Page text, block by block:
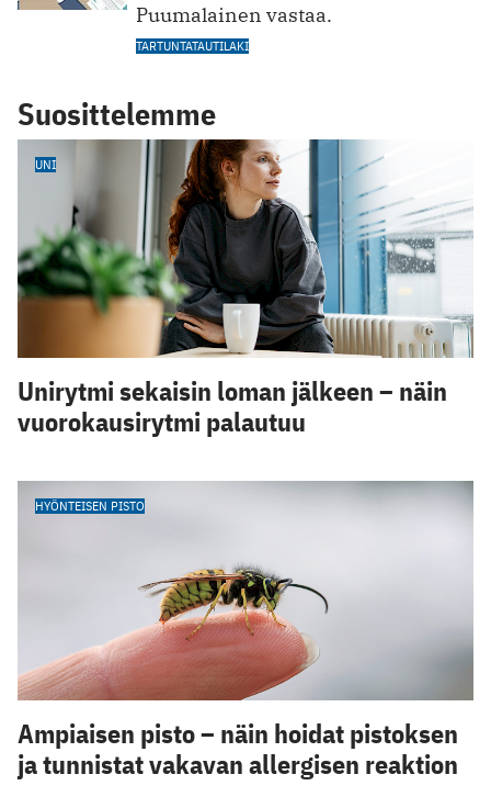
Puumalainen vastaa.
TARTUNTATAUTILAKI
Suosittelemme
UNI
Unirytmi sekaisin loman jälkeen – näin
vuorokausirytmi palautuu
HYÖNTEISEN PISTO
Ampiaisen pisto – näin hoidat pistoksen
ja tunnistat vakavan allergisen reaktion